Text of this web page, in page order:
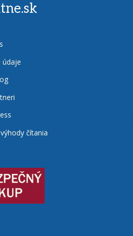
údaje
čítania